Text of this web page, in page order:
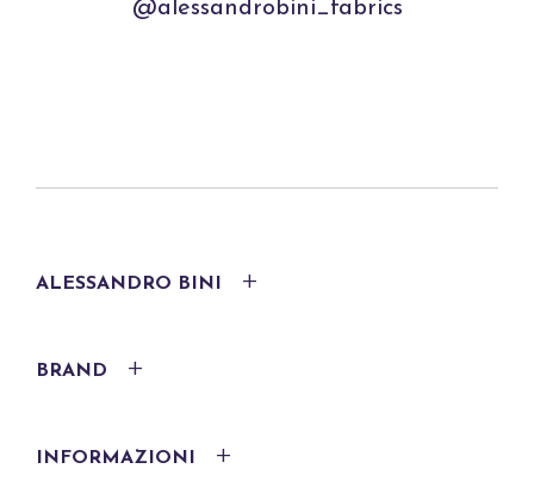
@alessandrobini_fabrics
ALESSANDRO BINI
BRAND
INFORMAZIONI